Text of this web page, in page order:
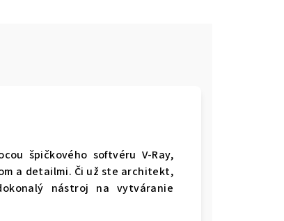
špičkového softvéru V-Ray,
a detailmi. Či už ste architekt,
nástroj na vytváranie
zaujmú a ohromia.